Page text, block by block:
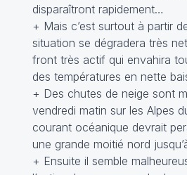
disparaîtront rapidement…
+ Mais c’est surtout à partir
situation se dégradera très
front très actif qui envahira
des températures en nette
+ Des chutes de neige sont
vendredi matin sur les Alpes
courant océanique devrait
une grande moitié nord
+ Ensuite il semble